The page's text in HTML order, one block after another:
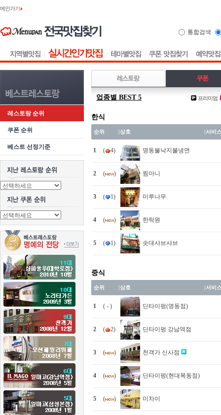
메인가기
통합검색
레스토랑 순위
쿠폰 순위
베스트 선정기준
업종별 BEST 5 프리미엄
한식
순위 |상호 |서비
1 ( 4) 명동불낙지불냉면
2 ( ) 찜마니
3 ( 1) 미루나무
4 ( ) 한락원
5 ( 1) 솟대샤브샤브
중식
순위 |상호 |서비
1 ( - ) 딘타이펑(명동점)
2 ( 2) 딘타이펑 강남역점
3 ( ) 천객가 신사점
4 ( ) 딘타이펑(현대목동점)
5 ( ) 미차이